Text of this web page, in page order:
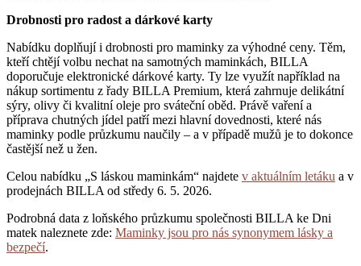
Drobnosti pro radost a dárkové karty
Nabídku doplňují i drobnosti pro maminky za výhodné ceny. Těm,
kteří chtějí volbu nechat na samotných maminkách, BILLA
doporučuje elektronické dárkové karty. Ty lze využít například na
nákup sortimentu z řady BILLA Premium, která zahrnuje delikátní
sýry, olivy či kvalitní oleje pro sváteční oběd. Právě vaření a
příprava chutných jídel patří mezi hlavní dovednosti, které nás
maminky podle průzkumu naučily – a v případě mužů je to dokonce
častější než u žen.
Celou nabídku „S láskou maminkám“ najdete v aktuálním letáku a v
prodejnách BILLA od středy 6. 5. 2026.
Podrobná data z loňského průzkumu společnosti BILLA ke Dni
matek naleznete zde: Maminky jsou pro nás synonymem lásky a
bezpečí.